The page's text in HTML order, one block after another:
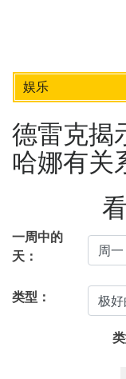
娱乐
德雷克揭
哈娜有关
一周中的
天：
类型：